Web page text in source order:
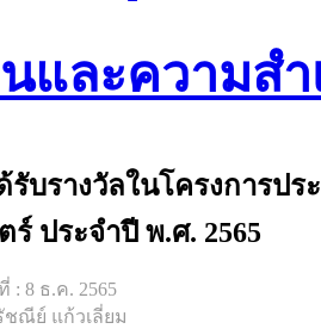
และความสำ
รับรางวัลในโครงการป
ร์ ประจำปี พ.ศ. 2565
: 8 ธ.ค. 2565
ชณีย์ แก้วเลี่ยม